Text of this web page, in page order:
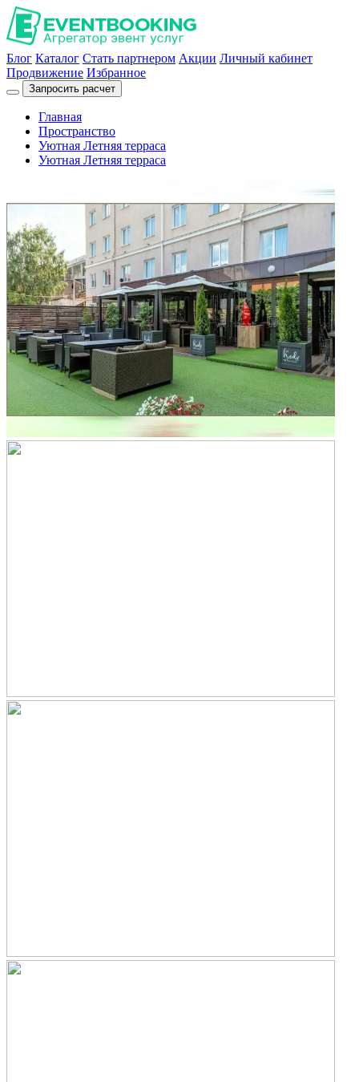
Блог Каталог Стать партнером Акции Личный кабинет
Продвижение Избранное
Запросить расчет
Главная
Пространство
Уютная Летняя терраса
Уютная Летняя терраса